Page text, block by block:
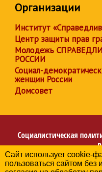
Организации
Институт
Центр защиты прав
Молодежь
РОССИИ
Социал-
женщин России
Домсовет
Социалистическая
Региональное отделение
–
Сайт использует cookie-
пользоваться сайтом без